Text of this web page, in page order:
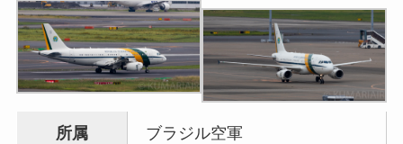
所属 ブラジル空軍